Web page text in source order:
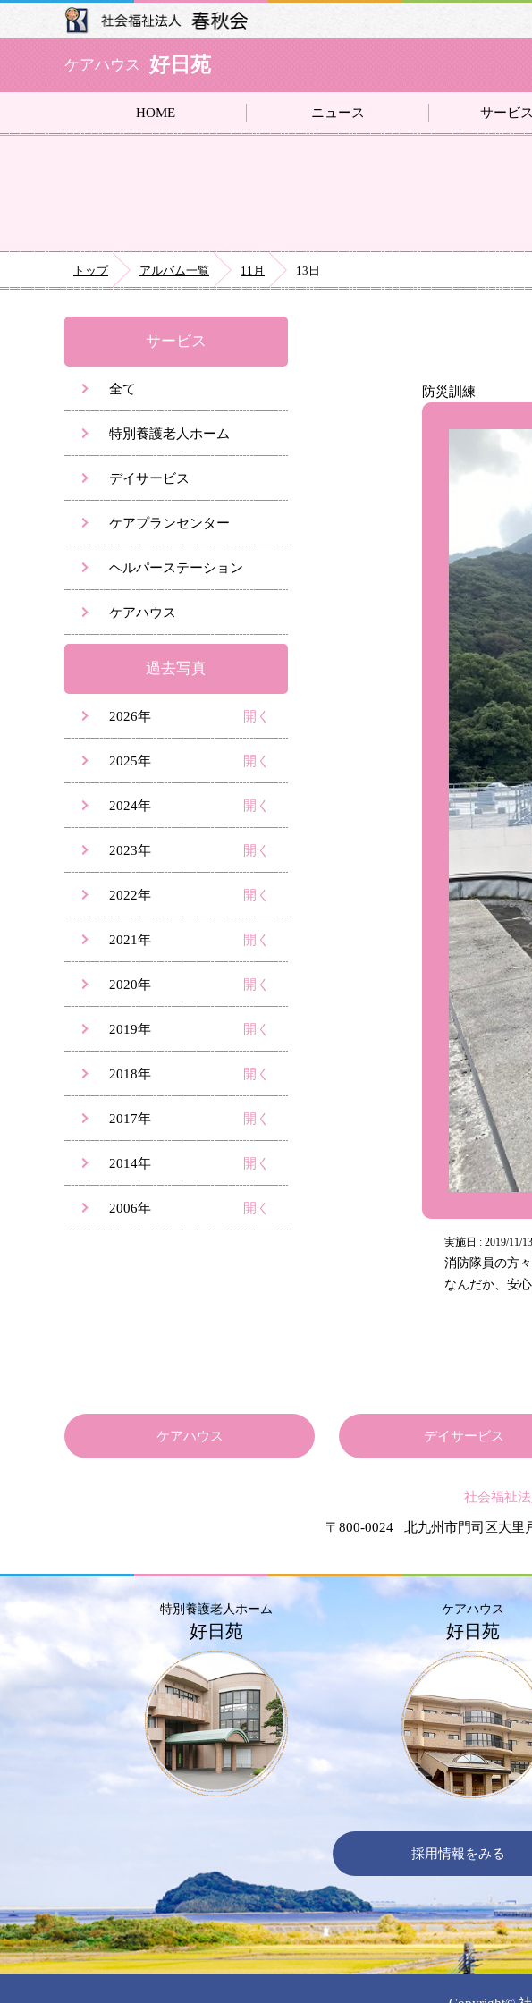
ケアハウス 好日苑
HOME ニュース サービ
トップ アルバム一覧 11月 13日
サービス
全て
特別養護老人ホーム
デイサービス
ケアプランセンター
ヘルパーステーション
ケアハウス
過去写真
2026年
2025年
2024年
2023年
2022年
2021年
2020年
2019年
2018年
2017年
2014年
2006年
防災訓練
実施日 : 2019/11/13
消防隊員の方
なんだか、安心
ケアハウス デイサービス
社会福祉
〒800-0024 北九州市門司区大里
特別養護老人ホーム
好日苑
ケアハウス
好日苑
採用情報をみる